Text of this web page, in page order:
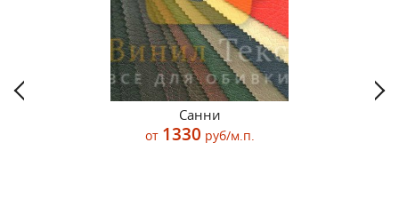
Санни
от 1330 руб/м.п.